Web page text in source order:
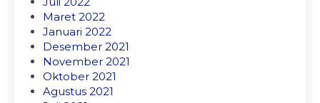
Maret 2022
Januari 2022
Desember 2021
November 2021
Oktober 2021
Agustus 2021